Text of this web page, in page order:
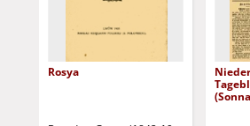
Rosya